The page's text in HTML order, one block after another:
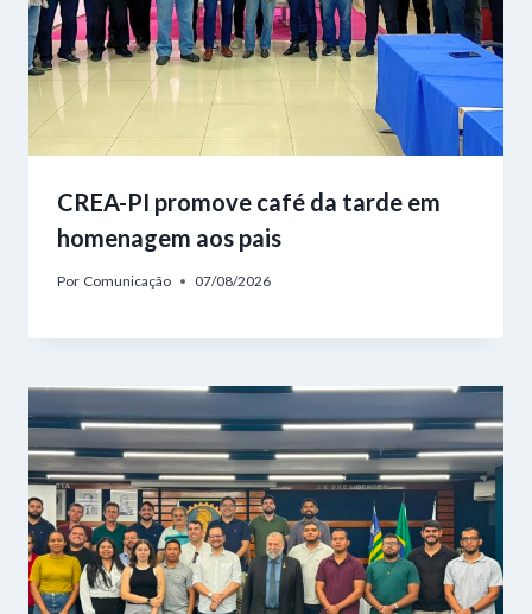
CREA-PI promove café da tarde em
homenagem aos pais
Por Comunicação 07/08/2026